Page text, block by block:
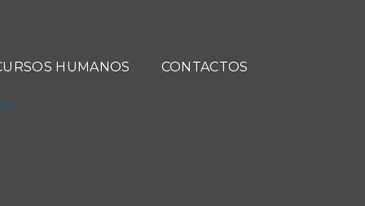
HUMANOS CONTACTOS